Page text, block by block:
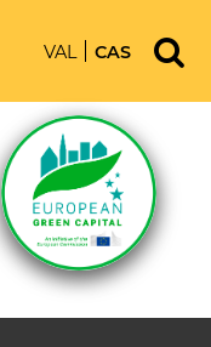
VAL CAS